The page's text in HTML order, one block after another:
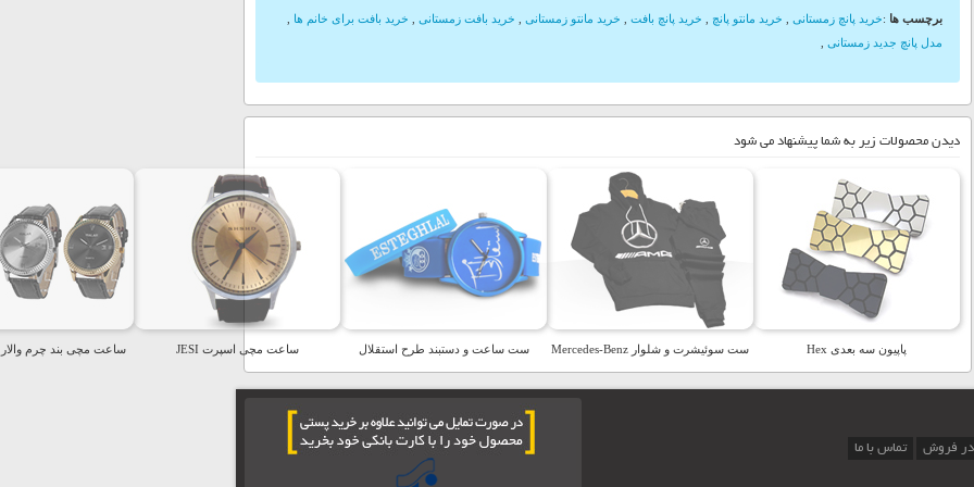
برچسب ها :خرید پانچ زمستانی خرید مانتو پانچ خرید پانچ بافت خرید مانتو زمستانی خرید بافت زمستانی خرید بافت برای خانم ها
مدل پانچ جدید زمستانی
دیدن محصولات زیر به شما پیشنهاد می شود
پاپیون سه بعدی Hex ست سوئیشرت و شلوار Mercedes-Benz ست ساعت و دستبند طرح استقلال ساعت مچی اسپرت JESI ساعت مچی بند چرم
در فروش تماس با ما